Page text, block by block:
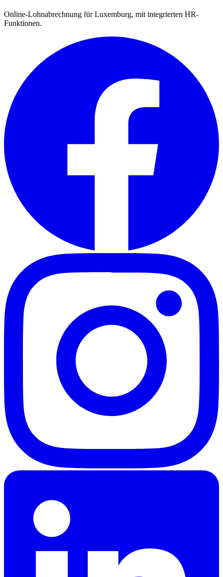
Online-Lohnabrechnung für Luxemburg, mit integrierten HR-
Funktionen.